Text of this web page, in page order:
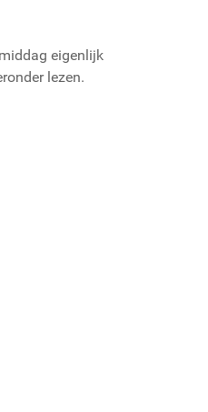
eigenlijk
lezen.